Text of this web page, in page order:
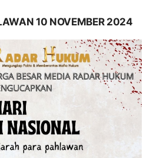
10 NOVEMBER 2024